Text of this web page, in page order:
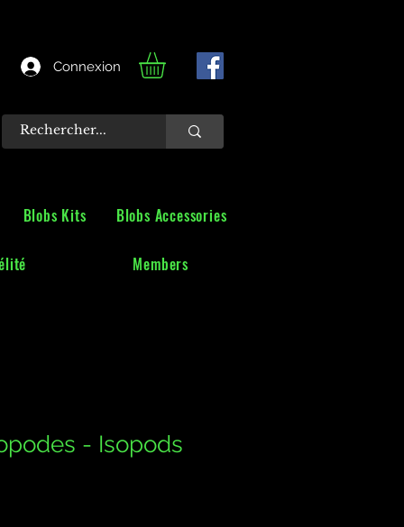
Connexion
Blobs Kits Blobs Accessories
Members
- Isopods